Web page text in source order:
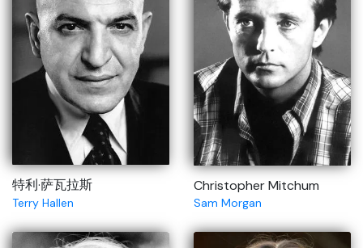
特利·萨瓦拉斯
Terry Hallen
Christopher Mitchum
Sam Morgan